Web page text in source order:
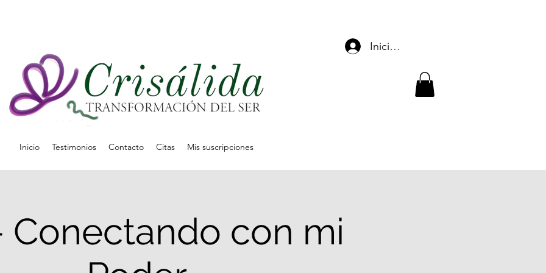
Iniciar sesión
Inicio Testimonios Contacto Citas Mis suscripciones
Conectando con mi